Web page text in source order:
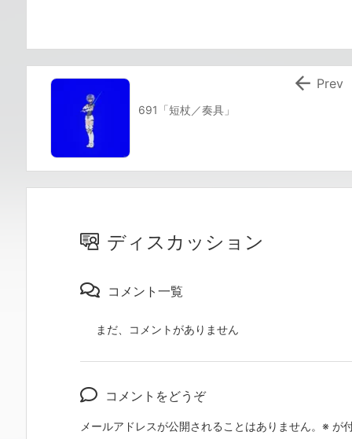
691「短杖／奏具」
 Prev
ディスカッション
コメント一覧
まだ、コメントがありません
コメントをどうぞ
メールアドレスが公開されることはありません。 ※ が